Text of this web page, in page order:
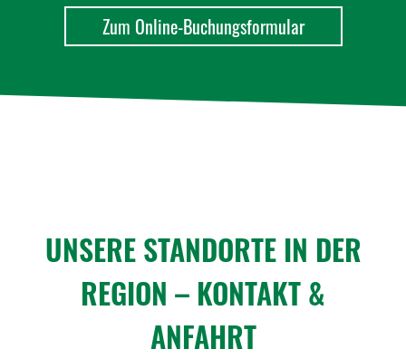
Zum Online-Buchungsformular
UNSERE STAND­ORTE IN DER
REGION – KONTAKT &
ANFAHRT